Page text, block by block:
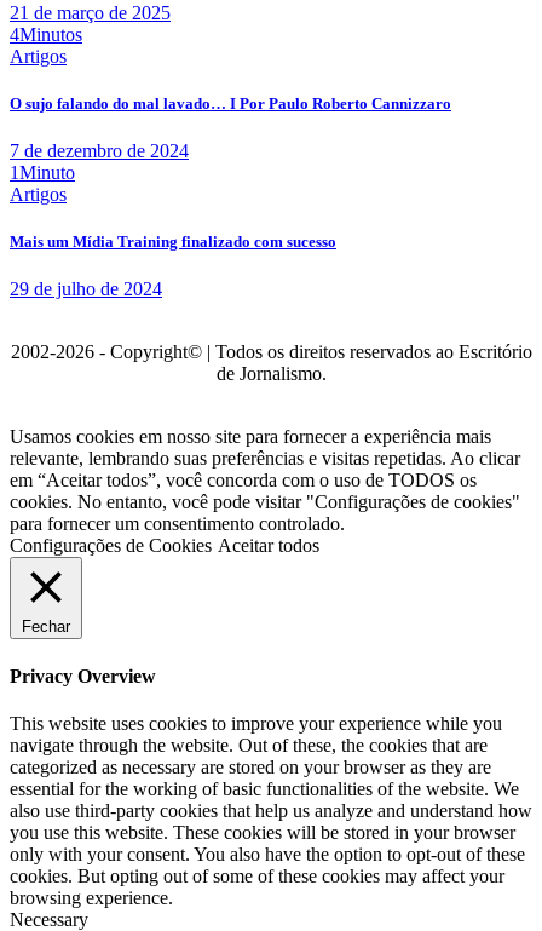
21 de março de 2025
4Minutos
Artigos
O sujo falando do mal lavado… I Por Paulo Roberto Cannizzaro
7 de dezembro de 2024
1Minuto
Artigos
Mais um Mídia Training finalizado com sucesso
29 de julho de 2024
2002-2026 - Copyright© | Todos os direitos reservados ao Escritório
de Jornalismo.
Usamos cookies em nosso site para fornecer a experiência mais
relevante, lembrando suas preferências e visitas repetidas. Ao clicar
em “Aceitar todos”, você concorda com o uso de TODOS os
cookies. No entanto, você pode visitar "Configurações de cookies"
para fornecer um consentimento controlado.
Configurações de Cookies Aceitar todos
Fechar
Privacy Overview
This website uses cookies to improve your experience while you
navigate through the website. Out of these, the cookies that are
categorized as necessary are stored on your browser as they are
essential for the working of basic functionalities of the website. We
also use third-party cookies that help us analyze and understand how
you use this website. These cookies will be stored in your browser
only with your consent. You also have the option to opt-out of these
cookies. But opting out of some of these cookies may affect your
browsing experience.
Necessary